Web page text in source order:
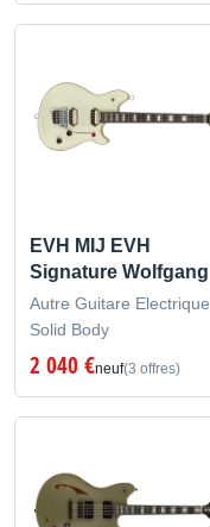
EVH MIJ EVH
Signature Wolfgang
Autre Guitare Electrique
Solid Body
2 040 €neuf(3 offres)